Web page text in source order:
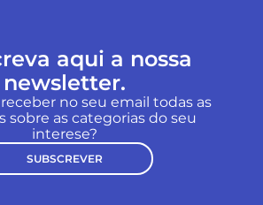
aqui a nossa
newsletter.
no seu email todas as
sobre as categorias do seu
interese?
SUBSCREVER